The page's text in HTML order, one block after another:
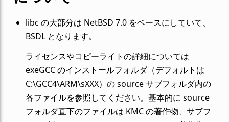
libc の大部分は NetBSD 7.0 をベースにしていて、
BSDL となります。
ライセンスやコピーライトの詳細については
exeGCC のインストールフォルダ（デフォルトは
C:\GCC4\ARM\sXXX）の source サブフォルダ内の
各ファイルを参照してください。基本的に source
フォルダ直下のファイルは KMC の著作物、サブフ